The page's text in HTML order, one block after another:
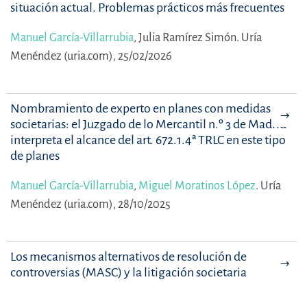
situación actual. Problemas prácticos más frecuentes
Manuel García-Villarrubia, Julia Ramírez Simón. Uría
Menéndez (uria.com), 25/02/2026
Nombramiento de experto en planes con medidas
societarias: el Juzgado de lo Mercantil n.º 3 de Madrid
interpreta el alcance del art. 672.1.4ª TRLC en este tipo
de planes
Manuel García-Villarrubia, Miguel Moratinos López. Uría
Menéndez (uria.com), 28/10/2025
Los mecanismos alternativos de resolución de
controversias (MASC) y la litigación societaria